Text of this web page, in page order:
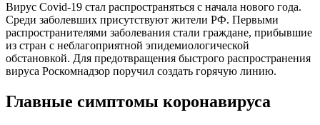
Вирус Covid-19 стал распространяться с начала нового года.
Среди заболевших присутствуют жители РФ. Первыми
распространителями заболевания стали граждане, прибывшие
из стран с неблагоприятной эпидемиологической
обстановкой. Для предотвращения быстрого распространения
вируса Роскомнадзор поручил создать горячую линию.
Главные симптомы коронавируса